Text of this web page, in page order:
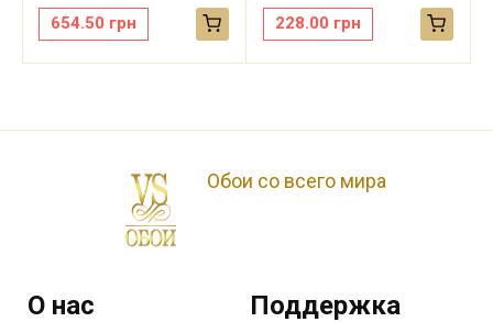
654.50 грн
228.00 грн
Обои со всего мира
О нас Поддержка